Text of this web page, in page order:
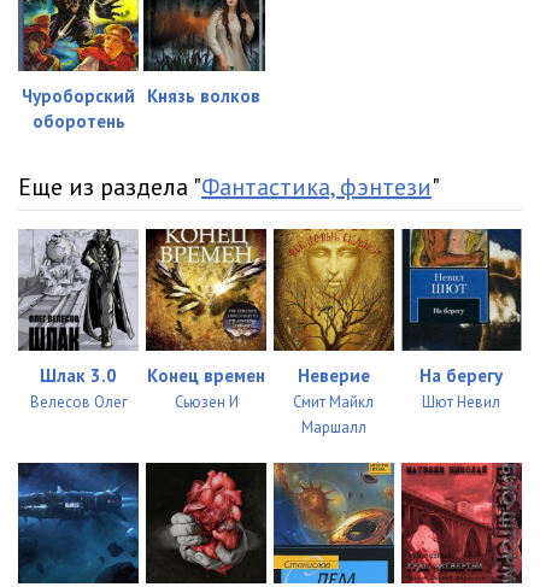
0603
2. Дракон Судьбы
дс0102
дс0103 31:28
дс0201 27:45
дс0202 27:55
дс0203 25:27
дс0302 34:37
дс0303 12:47
Чуроборский
оборотень
Князь волков
Еще из раздела "Фантастика, фэнтези"
Шлак 3.0
Велесов Олег
Конец времен
Сьюзен И
Неверие
Смит Майкл
Маршалл
На берегу
Шют Невил